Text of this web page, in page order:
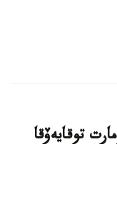
توقايەۆقا